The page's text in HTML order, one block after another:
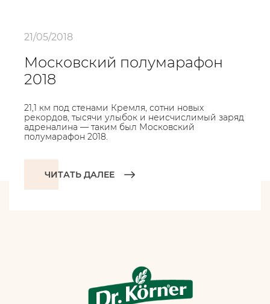
21/05/2018
Московский полумарафон
2018
21,1 км под стенами Кремля, сотни новых
рекордов, тысячи улыбок и неисчислимый заряд
адреналина — таким был Московский
полумарафон 2018.
ЧИТАТЬ ДАЛЕЕ